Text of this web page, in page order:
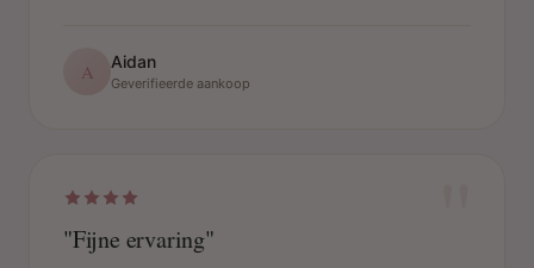
A Aidan
Geverifieerde aankoop
"Fijne ervaring"